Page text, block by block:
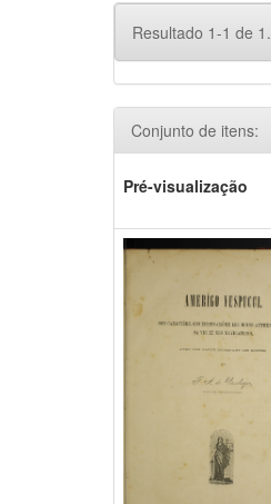
Resultado 1-1 de 1.
Conjunto de itens:
Pré-visualização